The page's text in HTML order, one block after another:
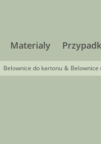
Materialy
Belownice do kartonu & Belownice